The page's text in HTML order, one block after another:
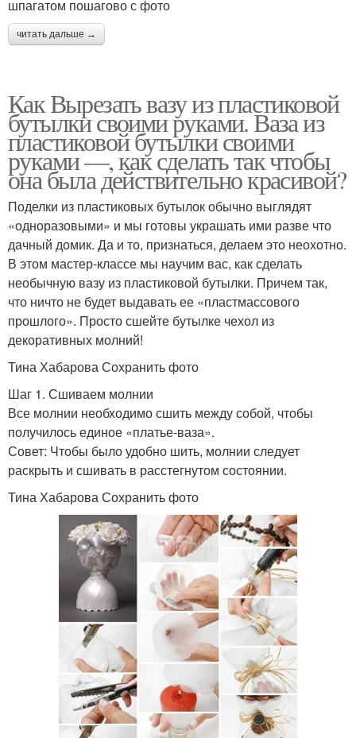
шпагатом пошагово с фото
читать дальше →
Как Вырезать вазу из пластиковой
бутылки своими руками. Ваза из
пластиковой бутылки своими
руками —, как сделать так чтобы
она была действительно красивой?
Поделки из пластиковых бутылок обычно выглядят
«одноразовыми» и мы готовы украшать ими разве что
дачный домик. Да и то, признаться, делаем это неохотно.
В этом мастер-классе мы научим вас, как сделать
необычную вазу из пластиковой бутылки. Причем так,
что ничто не будет выдавать ее «пластмассового
прошлого». Просто сшейте бутылке чехол из
декоративных молний!
Тина Хабарова Сохранить фото
Шаг 1. Сшиваем молнии
Все молнии необходимо сшить между собой, чтобы
получилось единое «платье-ваза».
Совет: Чтобы было удобно шить, молнии следует
раскрыть и сшивать в расстегнутом состоянии.
Тина Хабарова Сохранить фото